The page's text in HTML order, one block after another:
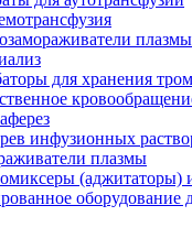
плазмы
для хранения
инфузионных
плазмы
(аджитаторы)
оборудование